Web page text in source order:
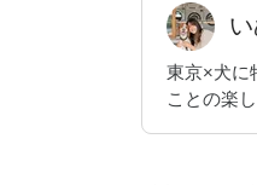
東京×犬に
ことの楽